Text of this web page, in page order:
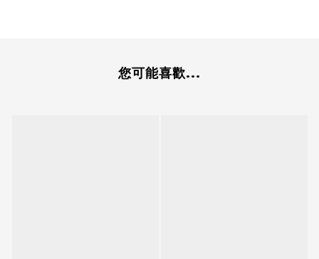
您可能喜歡...